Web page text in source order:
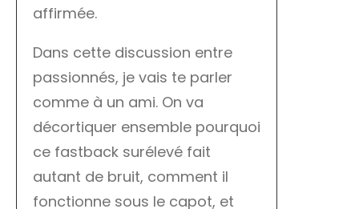
affirmée.
Dans cette discussion entre
passionnés, je vais te parler
comme à un ami. On va
décortiquer ensemble pourquoi
ce fastback surélevé fait
autant de bruit, comment il
fonctionne sous le capot, et